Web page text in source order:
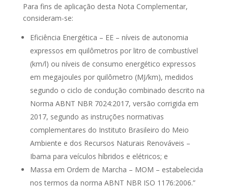
Para fins de aplicação desta Nota Complementar,
consideram-se:
Eficiência Energética – EE – níveis de autonomia
expressos em quilômetros por litro de combustível
(km/l) ou níveis de consumo energético expressos
em megajoules por quilômetro (MJ/km), medidos
segundo o ciclo de condução combinado descrito na
Norma ABNT NBR 7024:2017, versão corrigida em
2017, segundo as instruções normativas
complementares do Instituto Brasileiro do Meio
Ambiente e dos Recursos Naturais Renováveis –
Ibama para veículos híbridos e elétricos; e
Massa em Ordem de Marcha – MOM – estabelecida
nos termos da norma ABNT NBR ISO 1176:2006.”